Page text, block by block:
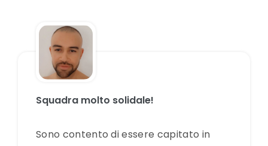
Squadra molto solidale!
Sono contento di essere capitato in